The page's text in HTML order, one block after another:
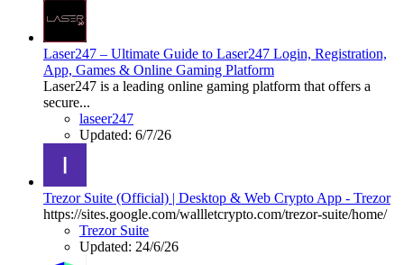
Laser247 – Ultimate Guide to Laser247 Login, Registration,
App, Games & Online Gaming Platform
Laser247 is a leading online gaming platform that offers a
secure...
laseer247
Updated: 6/7/26
Trezor Suite (Official) | Desktop & Web Crypto App - Trezor
https://sites.google.com/wallletcrypto.com/trezor-suite/home/
Trezor Suite
Updated: 24/6/26